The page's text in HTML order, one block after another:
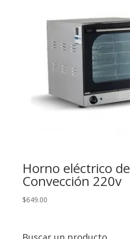
Horno eléctrico de
Convección 220v
$649.00